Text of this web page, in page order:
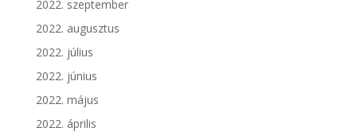
2022. szeptember
2022. augusztus
2022. július
2022. június
2022. május
2022. április